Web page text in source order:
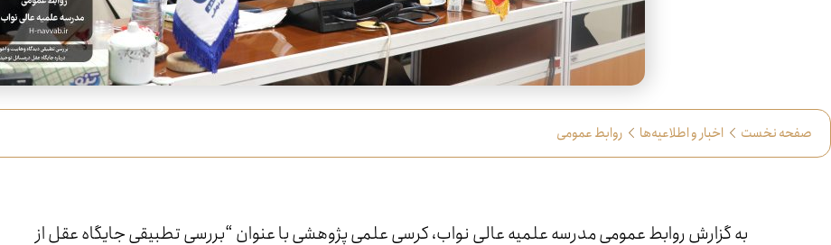
صفحه نخست اخبار و اطلاعیه‌ها روابط عمومی
به گزارش روابط عمومی مدرسه علمیه عالی نواب، کرسی علمی پژوهشی با عنوان “بررسی تطبیقی جایگاه عقل از